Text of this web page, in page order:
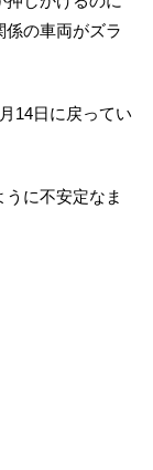
の車両がズラ
14日に戻ってい
に不安定なま